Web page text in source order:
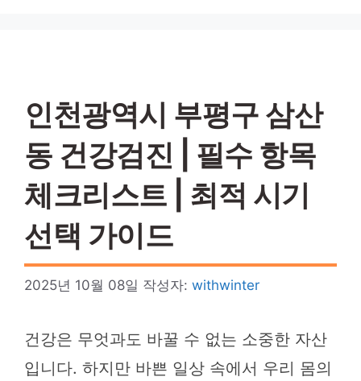
인천광역시 부평구 삼산
동 건강검진 | 필수 항목
체크리스트 | 최적 시기
선택 가이드
2025년 10월 08일 작성자: withwinter
건강은 무엇과도 바꿀 수 없는 소중한 자산
입니다. 하지만 바쁜 일상 속에서 우리 몸의